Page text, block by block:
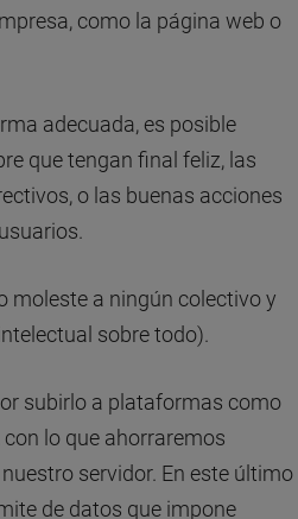
como la página web o
adecuada, es posible
que tengan final feliz, las
o las buenas acciones
moleste a ningún colectivo y
sobre todo).
subirlo a plataformas como
con lo que ahorraremos
servidor. En este último
de datos que impone